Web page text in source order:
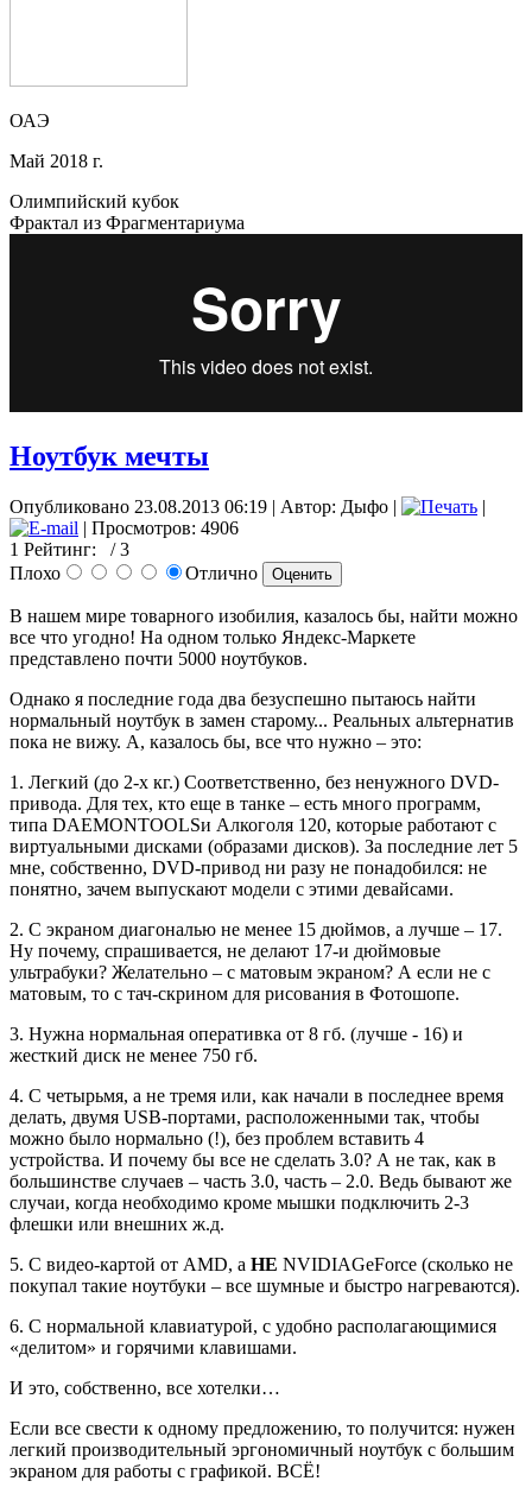
ОАЭ
Май 2018 г.
Олимпийский кубок
Фрактал из Фрагментариума
Ноутбук мечты
Опубликовано 23.08.2013 06:19 | Автор: Дыфо |
|
| Просмотров: 4906
1 Рейтинг:
/ 3
Плохо
Отлично
В нашем мире товарного изобилия, казалось бы, найти можно
все что угодно! На одном только Яндекс-Маркете
представлено почти 5000 ноутбуков.
Однако я последние года два безуспешно пытаюсь найти
нормальный ноутбук в замен старому... Реальных альтернатив
пока не вижу. А, казалось бы, все что нужно – это:
1. Легкий (до 2-х кг.) Соответственно, без ненужного DVD-
привода. Для тех, кто еще в танке – есть много программ,
типа DAEMONTOOLSи Алкоголя 120, которые работают с
виртуальными дисками (образами дисков). За последние лет 5
мне, собственно, DVD-привод ни разу не понадобился: не
понятно, зачем выпускают модели с этими девайсами.
2. С экраном диагональю не менее 15 дюймов, а лучше – 17.
Ну почему, спрашивается, не делают 17-и дюймовые
ультрабуки? Желательно – с матовым экраном? А если не с
матовым, то с тач-скрином для рисования в Фотошопе.
3. Нужна нормальная оперативка от 8 гб. (лучше - 16) и
жесткий диск не менее 750 гб.
4. С четырьмя, а не тремя или, как начали в последнее время
делать, двумя USB-портами, расположенными так, чтобы
можно было нормально (!), без проблем вставить 4
устройства. И почему бы все не сделать 3.0? А не так, как в
большинстве случаев – часть 3.0, часть – 2.0. Ведь бывают же
случаи, когда необходимо кроме мышки подключить 2-3
флешки или внешних ж.д.
5. С видео-картой от AMD, а НЕ NVIDIAGeForce (сколько не
покупал такие ноутбуки – все шумные и быстро нагреваются).
6. С нормальной клавиатурой, с удобно располагающимися
«делитом» и горячими клавишами.
И это, собственно, все хотелки…
Если все свести к одному предложению, то получится: нужен
легкий производительный эргономичный ноутбук с большим
экраном для работы с графикой. ВСЁ!